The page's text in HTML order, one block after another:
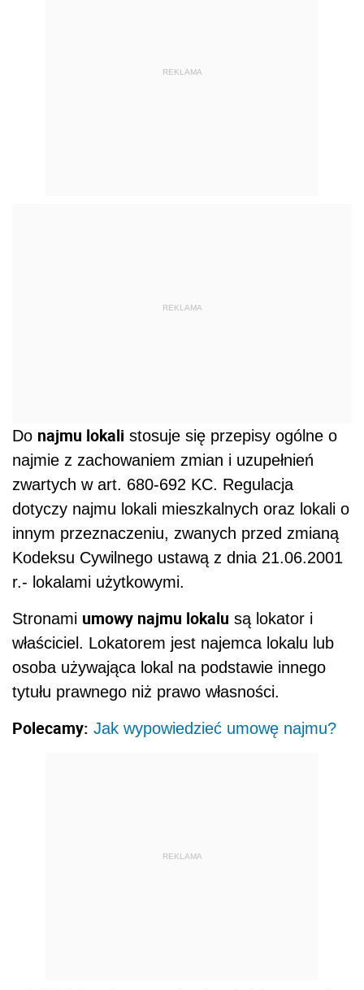
REKLAMA
REKLAMA
Do najmu lokali stosuje się przepisy ogólne o
najmie z zachowaniem zmian i uzupełnień
zwartych w art. 680-692 KC. Regulacja
dotyczy najmu lokali mieszkalnych oraz lokali o
innym przeznaczeniu, zwanych przed zmianą
Kodeksu Cywilnego ustawą z dnia 21.06.2001
r.- lokalami użytkowymi.
Stronami umowy najmu lokalu są lokator i
właściciel. Lokatorem jest najemca lokalu lub
osoba używająca lokal na podstawie innego
tytułu prawnego niż prawo własności.
Polecamy: Jak wypowiedzieć umowę najmu?
REKLAMA